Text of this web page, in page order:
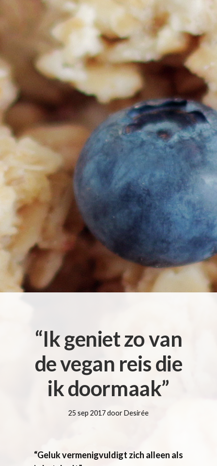
​“Ik geniet zo van
de vegan reis die
ik doormaak”
25 sep 2017 door Desirée
“Geluk vermenigvuldigt zich alleen als